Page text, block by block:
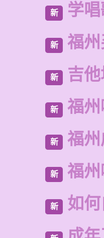
新 学
新 福
新 吉
新 福
新 福
新 福
新 如